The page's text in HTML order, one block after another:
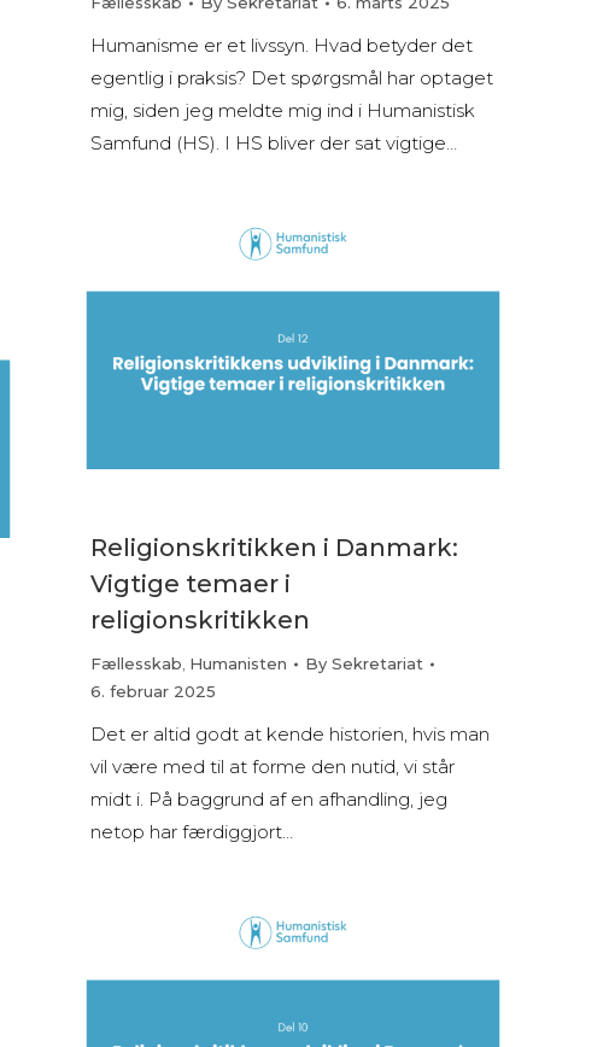
Humanisme er et livssyn. Hvad betyder det
egentlig i praksis? Det spørgsmål har optaget
mig, siden jeg meldte mig ind i Humanistisk
Samfund (HS). I HS bliver der sat vigtige…
Religionskritikken i Danmark:
Vigtige temaer i
religionskritikken
Fællesskab, Humanisten By Sekretariat
6. februar 2025
Det er altid godt at kende historien, hvis man
vil være med til at forme den nutid, vi står
midt i. På baggrund af en afhandling, jeg
netop har færdiggjort…